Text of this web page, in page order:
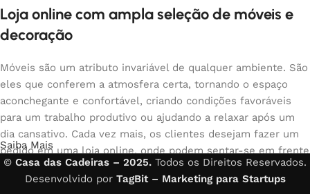
Loja online com ampla seleção de móveis e
decoração
Móveis são um atributo invariável de qualquer ambiente. São
eles que conferem a atmosfera certa, tornando o espaço
aconchegante e confortável, criando condições favoráveis
para um trabalho produtivo ou ajudando a relaxar após um
dia cansativo. Cada vez mais, os clientes desejam fazer um
pedido em uma loja online, onde podem sentar-se em frente
ao computador no seu tempo livre, organizar os móveis da
foto e comprar com tranquilidade os móveis que gostam. A
Saiba Mais
© Casa das Cadeiras – 2025. Todos os Direitos Reservados.
Desenvolvido por TagBit – Marketing para Startups